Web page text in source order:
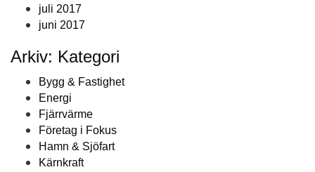
juli 2017
juni 2017
Arkiv: Kategori
Bygg & Fastighet
Energi
Fjärrvärme
Företag i Fokus
Hamn & Sjöfart
Kärnkraft